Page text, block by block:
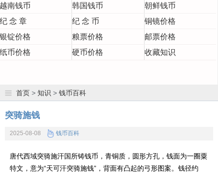
越南钱币
韩国钱币
朝鲜钱币
纪 念 章
纪 念 币
铜镜价格
银锭价格
粮票价格
邮票价格
纸币价格
硬币价格 收藏知识
首页 > 知识 > 钱币百科
突骑施钱
2025-08-08 钱币百科
唐代西域突骑施汗国所铸钱币，青铜质，圆形方孔，钱面为一圈粟
特文，意为“天可汗突骑施钱”，背面有凸起的弓形图案。钱径约